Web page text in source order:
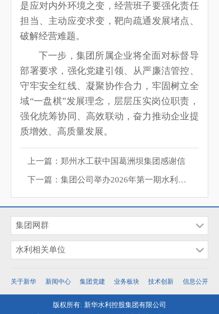
是应对内外环境之变，经营班子要强化责任
担当、主动应变求变，靶向疏通发展堵点、
破解经营难题。
下一步，集团所属企业将全面对标督导
部署要求，强化党建引领、从严廉洁管控、
守牢安全红线、凝聚协作合力，牢固树立全
域“一盘棋”发展理念，层层压实岗位职责，
强化统筹协同、高效联动，奋力推动企业提
质增效、高质量发展。
上一篇：郑州水工获中国葛洲坝集团感谢信
下一篇：集团公司举办2026年第一期水利行业职业技能等级认定考评人员培训班
集团网群
水利相关单位
关于新华 新闻中心 集团党建 业务板块 技术创新 信息公开
版权所有: 新华水利控股集团有限公司